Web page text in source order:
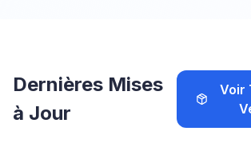
Dernières Mises
à Jour
Voir